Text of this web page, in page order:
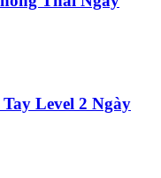
Level 2 Ngày